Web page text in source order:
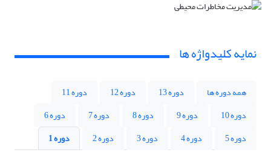
نمایه کلیدواژه ها
همه دوره ها دوره 13 دوره 12
دوره 11
دوره 10
دوره 9 دوره 8 دوره 7
دوره 6
دوره 5
دوره 4 دوره 3 دوره 2
دوره 1